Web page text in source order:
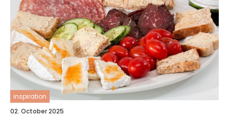
inspiration
02. October 2025